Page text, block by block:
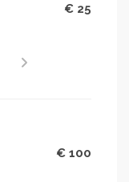
€ 25
€ 100